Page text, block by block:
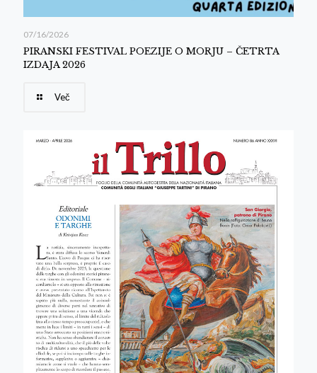
07/16/2026
PIRANSKI FESTIVAL POEZIJE O MORJU – ČETRTA
IZDAJA 2026
Več